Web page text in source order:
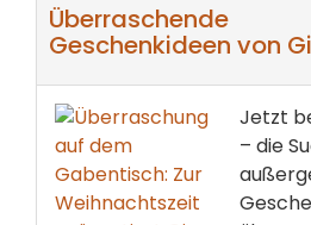
Überraschende
Geschenkideen von
Jetzt
– die